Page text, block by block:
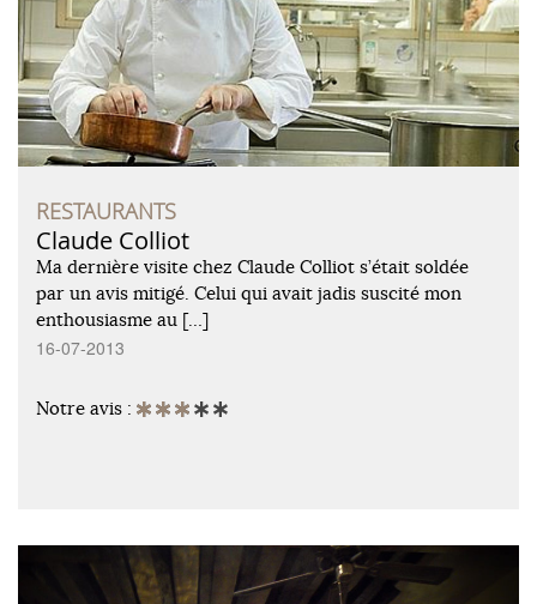
RESTAURANTS
Claude Colliot
Ma dernière visite chez Claude Colliot s’était soldée
par un avis mitigé. Celui qui avait jadis suscité mon
enthousiasme au […]
16-07-2013
Notre avis :